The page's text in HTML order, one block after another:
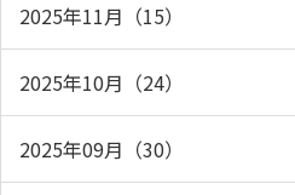
2025年11月（15）
2025年10月（24）
2025年09月（30）